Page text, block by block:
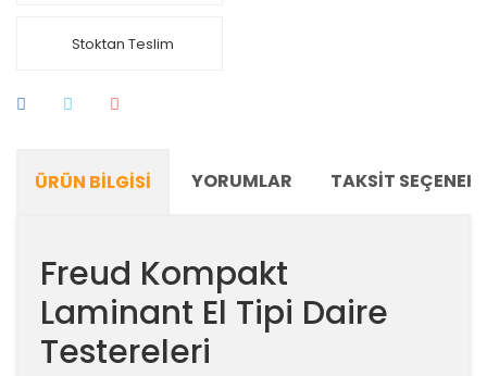
Stoktan Teslim
ÜRÜN BILGISI YORUMLAR TAKSIT
Freud Kompakt
Laminant El Tipi Daire
Testereleri